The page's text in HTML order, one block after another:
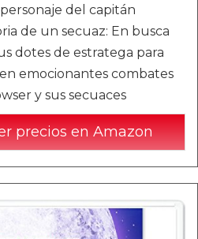
del capitán
de un secuaz: En busca
dotes de estratega para
emocionantes combates
y sus secuaces
precios en Amazon